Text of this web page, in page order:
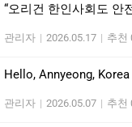
“오리건 한인사회도 안
관리자 | 2026.05.17 | 추천
Hello, Annyeong,
관리자 | 2026.05.07 | 추천